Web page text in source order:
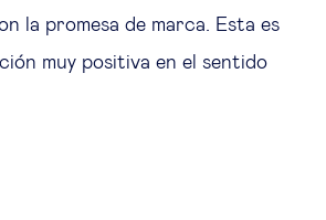
la promesa de marca. Esta es
muy positiva en el sentido